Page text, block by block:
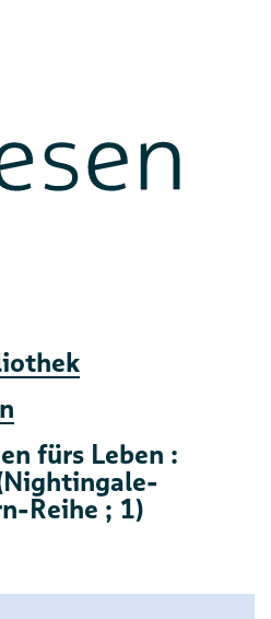
fürs Leben :
Reihe ; 1)